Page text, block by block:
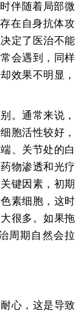
伴随着局部微
在自身抗体攻
定了医治不能
会遇到，同样
效果不明显，
。通常来说，
胞活性较好，
、关节处的白
物渗透和光疗
键因素，初期
素细胞，这时
很多。如果拖
周期自然会拉
心，这是导致